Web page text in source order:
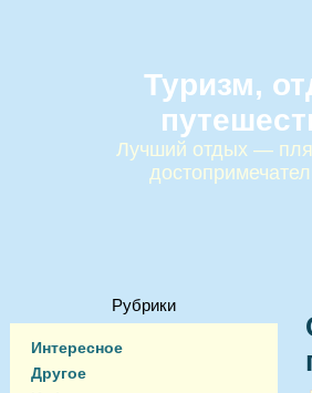
Туризм,
Лучший отдых —
Рубрики
Интересное
Другое